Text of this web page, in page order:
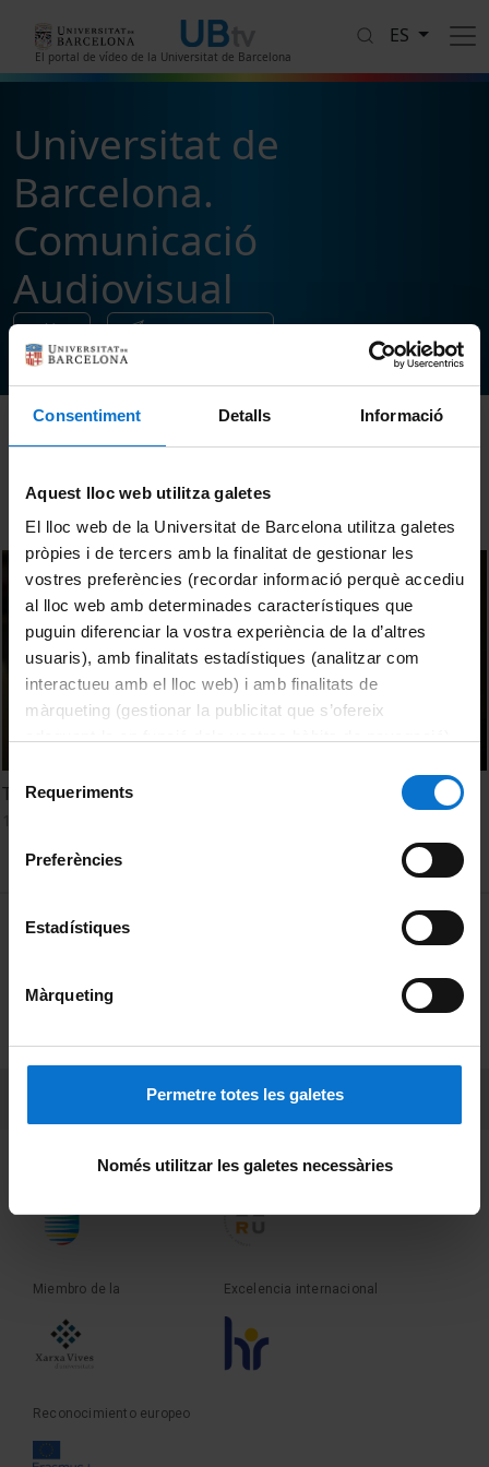
Consentiment Detalls Informació
Aquest lloc web utilitza galetes
El lloc web de la Universitat de Barcelona utilitza galetes
pròpies i de tercers amb la finalitat de gestionar les
vostres preferències (recordar informació perquè accediu
al lloc web amb determinades característiques que
puguin diferenciar la vostra experiència de la d’altres
usuaris), amb finalitats estadístiques (analitzar com
interactueu amb el lloc web) i amb finalitats de
màrqueting (gestionar la publicitat que s’ofereix
consultar laPolítica de galetes del lloc web de la
Selecció
Requeriments
Preferències
Estadístiques
Màrqueting
Permetre totes les galetes
Només utilitzar les galetes necessàries
El portal de vídeo de la Universitat de Barcelona
ES
Universitat de
Barcelona.
Comunicació
Audiovisual
1vídeos Sigue y comparte
T.A.T 2.0
MENÚ PEU 1
Privacidad y términos
Fundadora de la Miembro de la
Miembro de la Excelencia internacional
Reconocimiento europeo